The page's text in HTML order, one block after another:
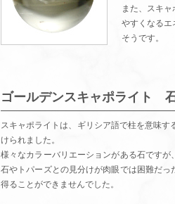
また、スキ
やすくなるエ
そうです。
ゴールデンスキャポライト
スキャポライトは、ギリシア語で柱を意味
けられました。
様々なカラーバリエーションがある石です
石やトパーズとの見分けが肉眼では困難だ
得ることができませんでした。